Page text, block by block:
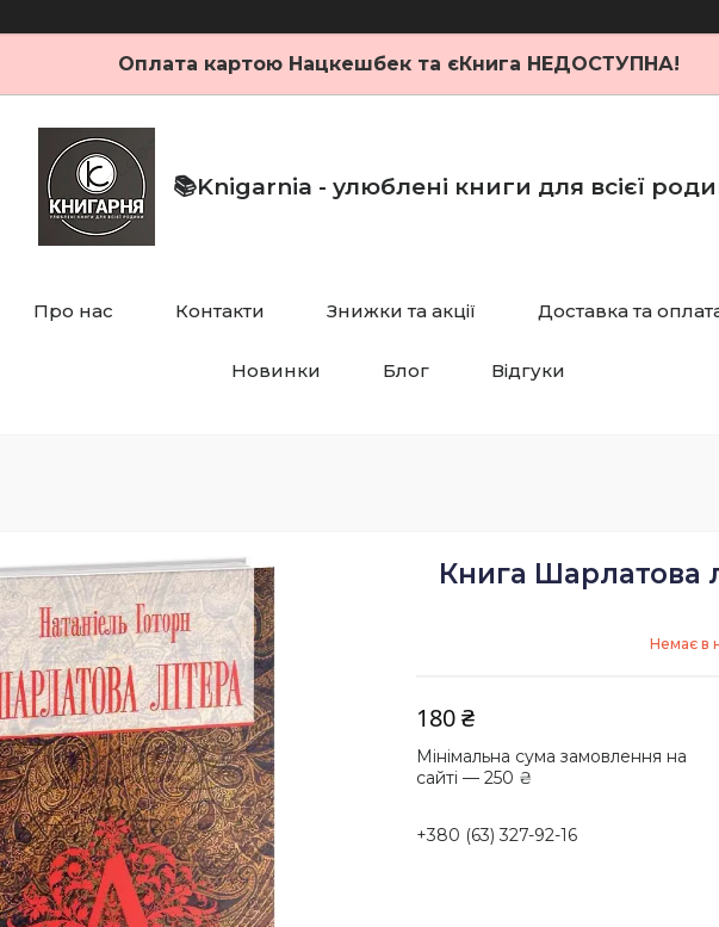
Оплата картою Нацкешбек та єКнига НЕДОСТУПНА!
📚Knigarnia - улюблені книги для всієї
Про нас Контакти Знижки та акції Доставка та
Новинки Блог Відгуки
Книга Шарлатова
Немає в
180 ₴
Мінімальна сума замовлення на
сайті — 250 ₴
+380 (63) 327-92-16